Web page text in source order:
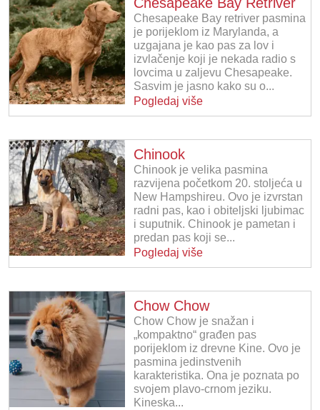
Chesapeake Bay retriver pasmina
je porijeklom iz Marylanda, a
uzgajana je kao pas za lov i
izvlačenje koji je nekada radio s
lovcima u zaljevu Chesapeake.
Sasvim je jasno kako su o...
Pogledaj više
Chinook
Chinook je velika pasmina
razvijena početkom 20. stoljeća u
New Hampshireu. Ovo je izvrstan
radni pas, kao i obiteljski ljubimac
i suputnik. Chinook je pametan i
predan pas koji se...
Pogledaj više
Chow Chow
Chow Chow je snažan i
„kompaktno“ građen pas
porijeklom iz drevne Kine. Ovo je
pasmina jedinstvenih
karakteristika. Ona je poznata po
svojem plavo-crnom jeziku.
Kineska...